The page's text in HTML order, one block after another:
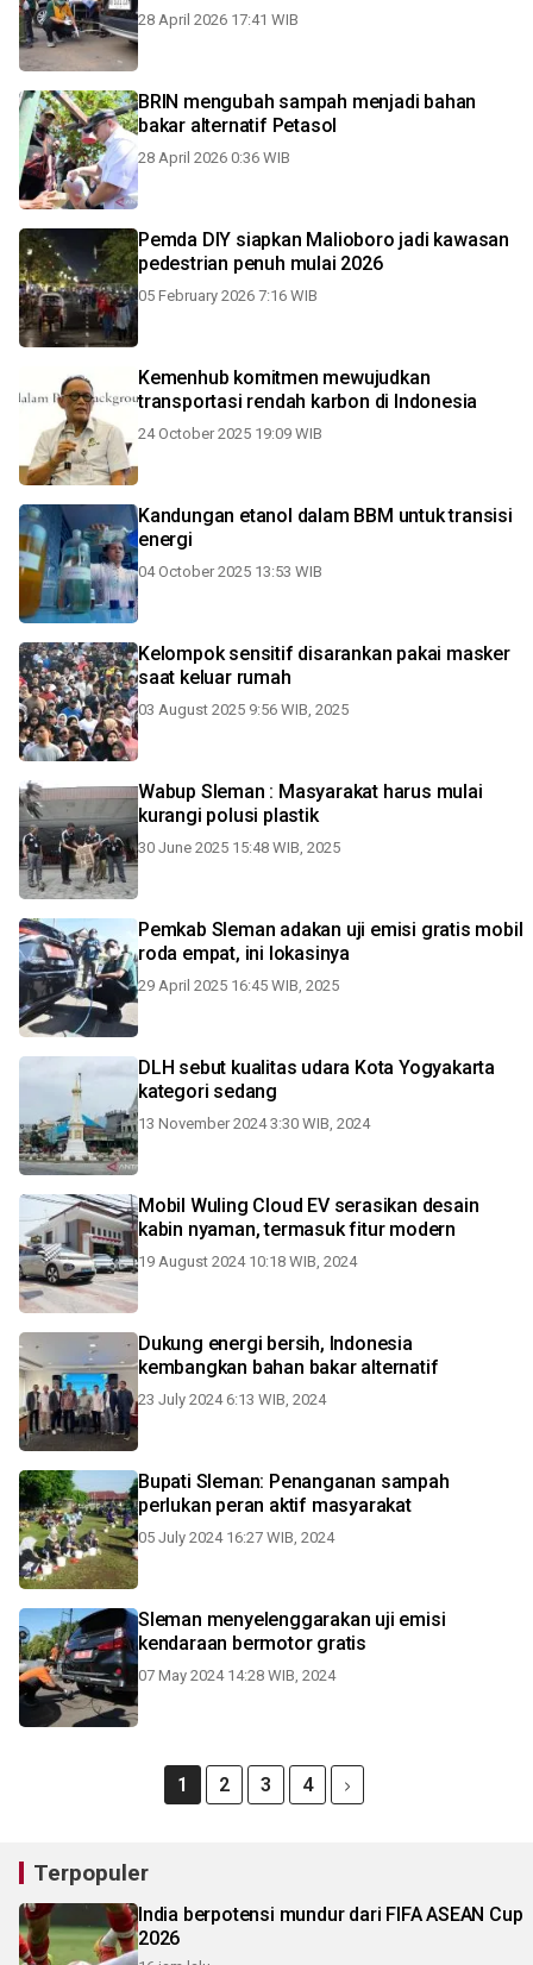
28 April 2026 17:41 WIB
BRIN mengubah sampah menjadi bahan
bakar alternatif Petasol
28 April 2026 0:36 WIB
Pemda DIY siapkan Malioboro jadi kawasan
pedestrian penuh mulai 2026
05 February 2026 7:16 WIB
Kemenhub komitmen mewujudkan
transportasi rendah karbon di Indonesia
24 October 2025 19:09 WIB
Kandungan etanol dalam BBM untuk transisi
energi
04 October 2025 13:53 WIB
Kelompok sensitif disarankan pakai masker
saat keluar rumah
03 August 2025 9:56 WIB, 2025
Wabup Sleman : Masyarakat harus mulai
kurangi polusi plastik
30 June 2025 15:48 WIB, 2025
Pemkab Sleman adakan uji emisi gratis mobil
roda empat, ini lokasinya
29 April 2025 16:45 WIB, 2025
DLH sebut kualitas udara Kota Yogyakarta
kategori sedang
13 November 2024 3:30 WIB, 2024
Mobil Wuling Cloud EV serasikan desain
kabin nyaman, termasuk fitur modern
19 August 2024 10:18 WIB, 2024
Dukung energi bersih, Indonesia
kembangkan bahan bakar alternatif
23 July 2024 6:13 WIB, 2024
Bupati Sleman: Penanganan sampah
perlukan peran aktif masyarakat
05 July 2024 16:27 WIB, 2024
Sleman menyelenggarakan uji emisi
kendaraan bermotor gratis
07 May 2024 14:28 WIB, 2024
1 2 3 4
Terpopuler
India berpotensi mundur dari FIFA ASEAN Cup
2026